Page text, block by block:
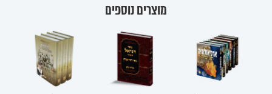
מוצרים נוספים